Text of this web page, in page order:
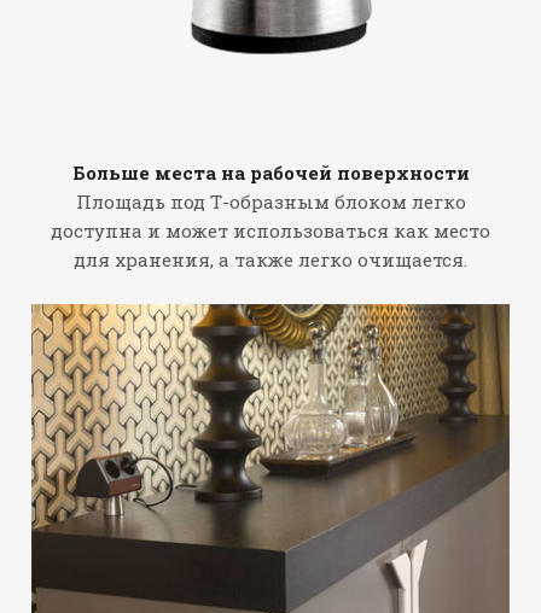
Больше места на рабочей поверхности
Площадь под Т-образным блоком легко
доступна и может использоваться как место
для хранения, а также легко очищается.